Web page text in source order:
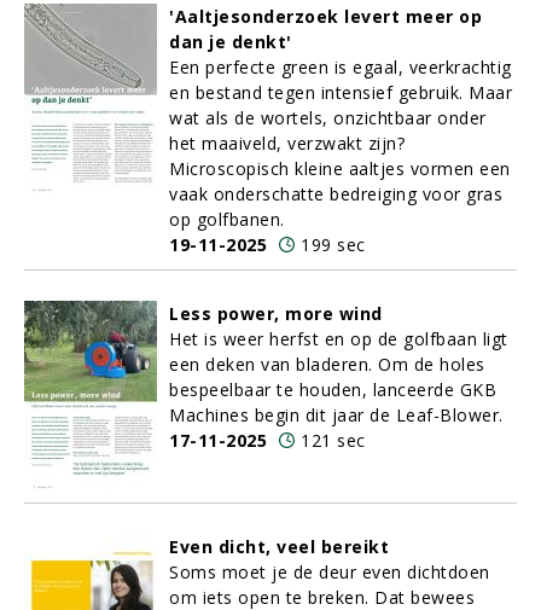
'Aaltjesonderzoek levert meer op
dan je denkt'
Een perfecte green is egaal, veerkrachtig
en bestand tegen intensief gebruik. Maar
wat als de wortels, onzichtbaar onder
het maaiveld, verzwakt zijn?
Microscopisch kleine aaltjes vormen een
vaak onderschatte bedreiging voor gras
op golfbanen.
19-11-2025
199 sec
Less power, more wind
Het is weer herfst en op de golfbaan ligt
een deken van bladeren. Om de holes
bespeelbaar te houden, lanceerde GKB
Machines begin dit jaar de Leaf-Blower.
17-11-2025
121 sec
Even dicht, veel bereikt
Soms moet je de deur even dichtdoen
om iets open te breken. Dat bewees